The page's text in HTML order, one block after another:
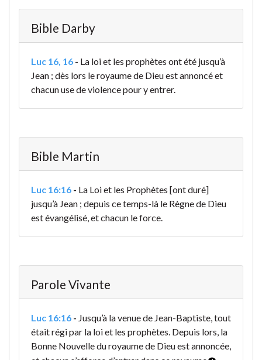
Bible Darby
Luc 16, 16 - La loi et les prophètes ont été jusqu’à
Jean ; dès lors le royaume de Dieu est annoncé et
chacun use de violence pour y entrer.
Bible Martin
Luc 16:16 - La Loi et les Prophètes [ont duré]
jusqu’à Jean ; depuis ce temps-là le Règne de Dieu
est évangélisé, et chacun le force.
Parole Vivante
Luc 16:16 - Jusqu’à la venue de Jean-Baptiste, tout
était régi par la loi et les prophètes. Depuis lors, la
Bonne Nouvelle du royaume de Dieu est annoncée,